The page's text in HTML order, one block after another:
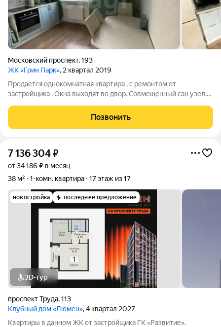
Московский проспект,193
ЖК «Грин Парк», 2 квартал 2019
Продается однокомнатная квартира , с ремонтом от
застройщика . Окна выходят во двор. Совмещенный сан узел.
машина. Шумоизоляция дома хорошая. Есть домовой чат,
хватает парковочных мест, хорошая
Позвонить
7 136 304₽
от 34 186 ₽ в месяц
38 м²
1-комн. квартира 17 этаж из 17
новостройка последнее предложение
3D-тур
проспект Труда,113
Клубный дом «Люмен», 4 квартал 2027
Квартиры в данном ЖК от застройщика ГК «Развитие».